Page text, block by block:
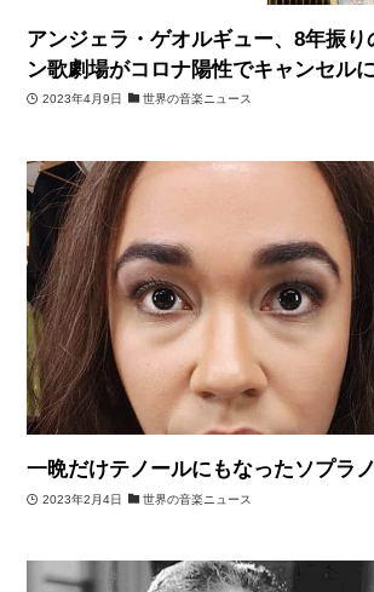
アンジェラ・ゲオルギュー、8年振り
ン歌劇場がコロナ陽性でキャンセルに
2023年4月9日 世界の音楽ニュース
一晩だけテノールにもなったソプラ
2023年2月4日 世界の音楽ニュース